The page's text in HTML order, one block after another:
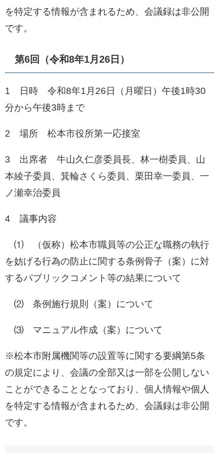
を特定する情報が含まれるため、会議録は非公開
です。
第6回（令和8年1月26日）
1 日時 令和8年1月26日（月曜日）午後1時30
分から午後3時まで
2 場所 松本市役所第一応接室
3 出席者 牛山久仁彦委員長、林一樹委員、山
本綾子委員、箕輪さくら委員、栗田幸一委員、一
ノ瀬幸治委員
4 議事内容
⑴ （仮称）松本市職員等の公正な職務の執行
を妨げる行為の防止に関する条例骨子（案）に対
するパブリックコメント等の結果について
⑵ 条例施行規則（案）について
⑶ マニュアル作成（案）について
※松本市附属機関等の設置等に関する要綱第5条
の規定により、会議の全部又は一部を公開しない
ことができることとなっており、個人情報や個人
を特定する情報が含まれるため、会議録は非公開
です。